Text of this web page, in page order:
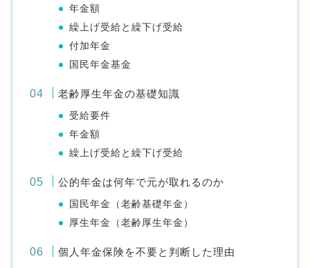
年金額
繰上げ受給と繰下げ受給
付加年金
国民年金基金
老齢厚生年金の基礎知識
受給要件
年金額
繰上げ受給と繰下げ受給
公的年金は何年で元が取れるのか
国民年金（老齢基礎年金）
厚生年金（老齢厚生年金）
個人年金保険を不要と判断した理由